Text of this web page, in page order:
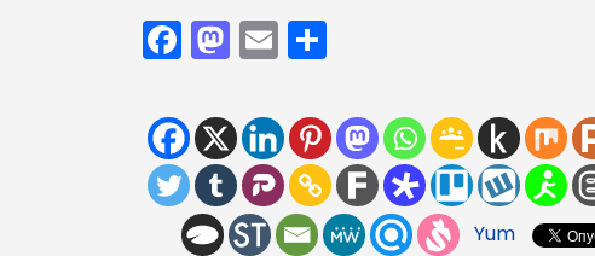
Facebook
Mastodon
Email
Yum